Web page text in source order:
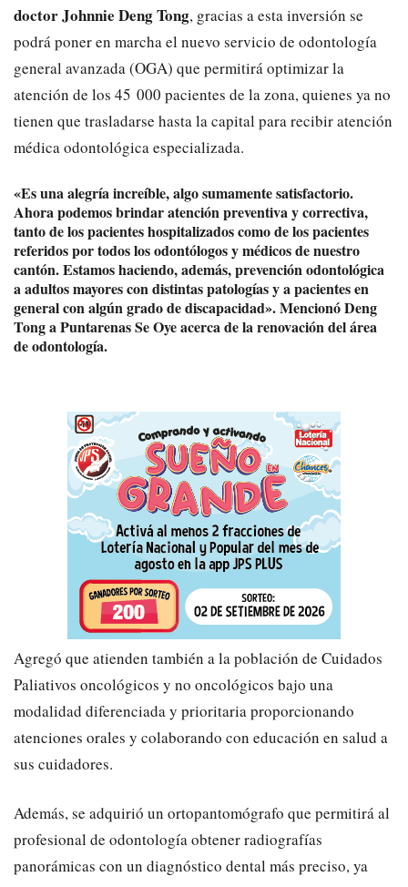
doctor Johnnie Deng Tong, gracias a esta inversión se
podrá poner en marcha el nuevo servicio de odontología
general avanzada (OGA) que permitirá optimizar la
atención de los 45 000 pacientes de la zona, quienes ya no
tienen que trasladarse hasta la capital para recibir atención
médica odontológica especializada.
«Es una alegría increíble, algo sumamente satisfactorio.
Ahora podemos brindar atención preventiva y correctiva,
tanto de los pacientes hospitalizados como de los pacientes
referidos por todos los odontólogos y médicos de nuestro
cantón. Estamos haciendo, además, prevención odontológica
a adultos mayores con distintas patologías y a pacientes en
general con algún grado de discapacidad». Mencionó Deng
Tong aPuntarenas Se Oyeacerca de la renovación del área
de odontología.
Agregó que atienden también a la población de Cuidados
Paliativos oncológicos y no oncológicos bajo una
modalidad diferenciada y prioritaria proporcionando
atenciones orales y colaborando con educación en salud a
sus cuidadores.
Además, se adquirió un ortopantomógrafo que permitirá al
profesional de odontología obtener radiografías
panorámicas con un diagnóstico dental más preciso, ya